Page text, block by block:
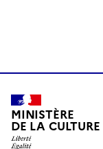
MINISTÈRE
DE LA CULTURE